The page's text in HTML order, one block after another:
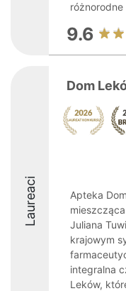
różnorodne
9.6
Laureaci
Dom
Apteka
Juliana
krajowym
integralna
Leków,